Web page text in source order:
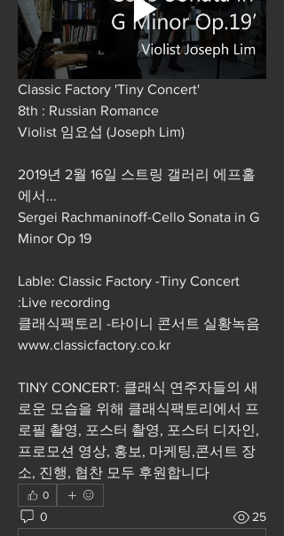
Classic Factory 'Tiny Concert'
8th : Russian Romance
Violist 임요섭 (Joseph Lim)
2019년 2월 16일 스트링 갤러리 에프홀
에서...
Sergei Rachmaninoff-Cello Sonata in G
Minor Op 19
Lable: Classic Factory -Tiny Concert
:Live recording
www.classicfactory.co.kr
TINY CONCERT: 클래식 연주자들의 새
로운 모습을 위해 클래식팩토리에서 프
로필 촬영, 포스터 촬영, 포스터 디자인,
프로모션 영상, 홍보, 마케팅,콘서트 장
소, 진행, 협찬 모두 후원합니다
0
0 25